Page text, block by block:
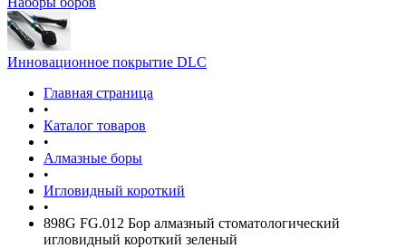
Инновационное покрытие DLC
Главная страница
•
Каталог товаров
•
Алмазные боры
•
Игловидный короткий
•
898G FG.012 Бор алмазный стоматологический
игловидный короткий зеленый